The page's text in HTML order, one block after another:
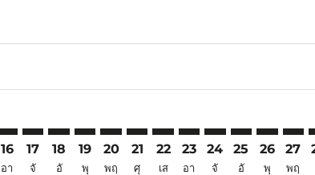
16
อา
17
จั
18
อั
19
พุ
20
พฤ
SGN–ICN: cmp-view-offers-
21
ศุ
SGN–ICN: cmp-view-
22
เส
SGN–ICN: cmp-view-
23
อา
SGN–ICN: cmp-
24
จั
SGN–ICN:
25
อั
26
พุ
27
พฤ